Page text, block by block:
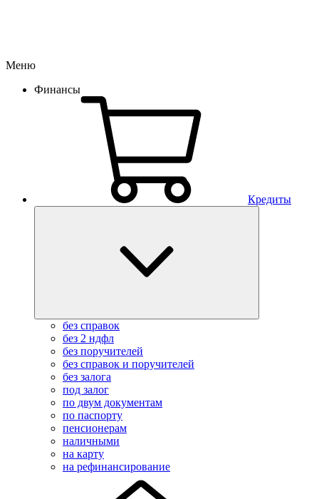
Меню
Финансы
Кредиты
без справок
без 2 ндфл
без поручителей
без справок и поручителей
без залога
под залог
по двум документам
по паспорту
пенсионерам
наличными
на карту
на рефинансирование